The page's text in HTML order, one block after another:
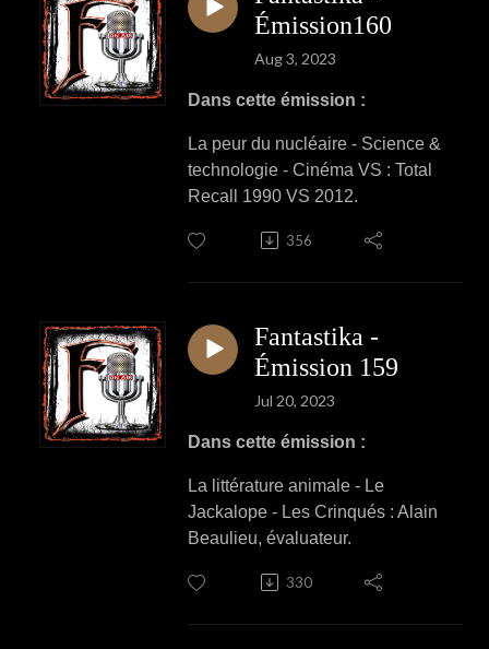
Émission160
Aug 3, 2023
Dans cette émission :
La peur du nucléaire - Science &
technologie - Cinéma VS : Total
Recall 1990 VS 2012.
356
Fantastika -
Émission 159
Jul 20, 2023
Dans cette émission :
La littérature animale - Le
Jackalope - Les Crinqués : Alain
Beaulieu, évaluateur.
330